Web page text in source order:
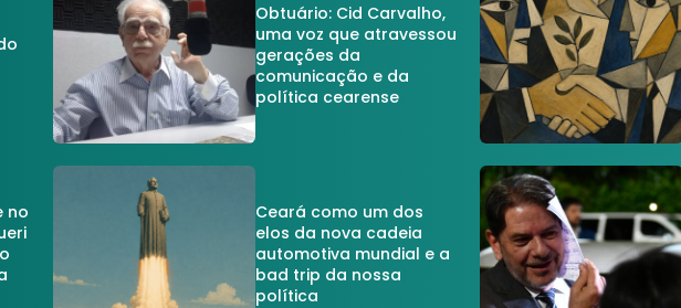
Obtuário: Cid Carvalho,
uma voz que atravessou
gerações da
comunicação e da
política cearense
no
Ceará como um dos
elos da nova cadeia
automotiva mundial e a
bad trip da nossa
política